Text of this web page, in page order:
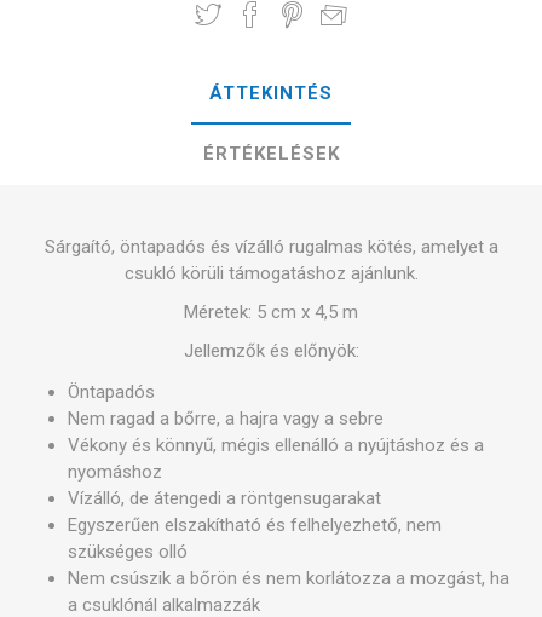
ÁTTEKINTÉS
ÉRTÉKELÉSEK
Sárgaító, öntapadós és vízálló rugalmas kötés, amelyet a
csukló körüli támogatáshoz ajánlunk.
Méretek: 5 cm x 4,5 m
Jellemzők és előnyök:
Öntapadós
Nem ragad a bőrre, a hajra vagy a sebre
Vékony és könnyű, mégis ellenálló a nyújtáshoz és a
nyomáshoz
Vízálló, de átengedi a röntgensugarakat
Egyszerűen elszakítható és felhelyezhető, nem
szükséges olló
Nem csúszik a bőrön és nem korlátozza a mozgást, ha
a csuklónál alkalmazzák